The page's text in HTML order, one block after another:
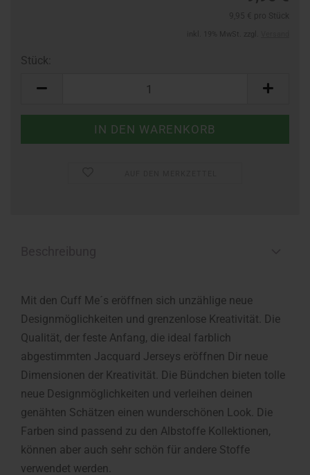
Stück:
Mit den Cuff Me´s eröffnen sich unzählige neue
Designmöglichkeiten und grenzenlose Kreativität. Die
Qualität, der feste Anfang, die ideal farblich
abgestimmten Jacquard Jerseys eröffnen Dir neue
Dimensionen der Kreativität. Die Bündchen bieten tolle
neue Designmöglichkeiten und verleihen deinen
genähten Schätzen einen wunderschönen Look. Die
Farben sind passend zu den Albstoffe Kollektionen,
können aber auch sehr schön für andere Stoffe
verwendet werden.